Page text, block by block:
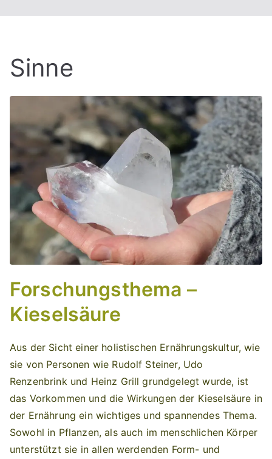
Sinne
Forschungsthema –
Kieselsäure
Aus der Sicht einer holistischen Ernährungskultur, wie
sie von Personen wie Rudolf Steiner, Udo
Renzenbrink und Heinz Grill grundgelegt wurde, ist
das Vorkommen und die Wirkungen der Kieselsäure in
der Ernährung ein wichtiges und spannendes Thema.
Sowohl in Pflanzen, als auch im menschlichen Körper
unterstützt sie in allen werdenden Form- und